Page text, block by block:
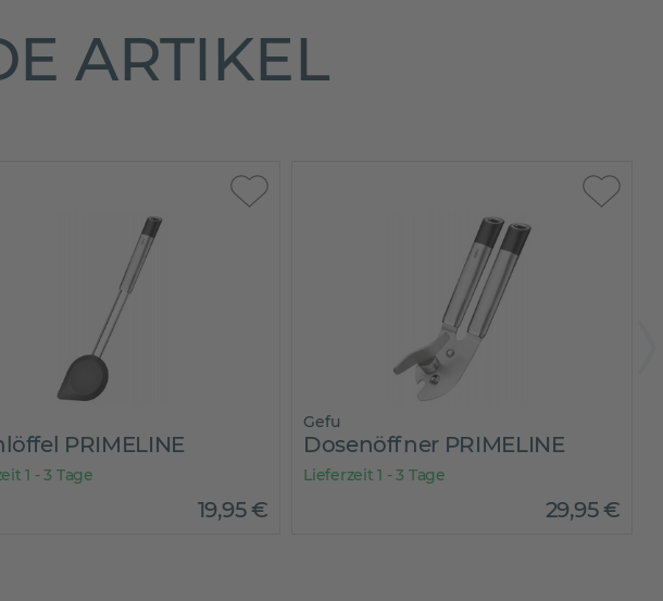
ARTIKEL
PRIMELINE
1 - 3 Tage
19,95€
Gefu
Dosenöffner PRIMELINE
Lieferzeit 1 - 3 Tage
29,95€